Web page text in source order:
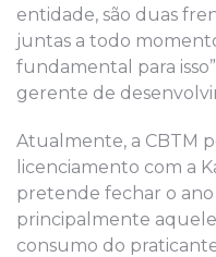
entidade, são duas
juntas a todo
fundamental para
gerente de
Atualmente, a CBTM
licenciamento com a
pretende fechar o
principalmente
consumo do